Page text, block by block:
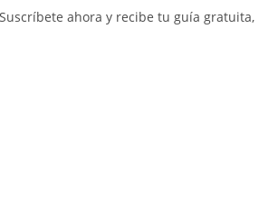
ahora y recibe tu guía gratuita,